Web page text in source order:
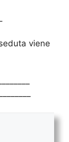
viene